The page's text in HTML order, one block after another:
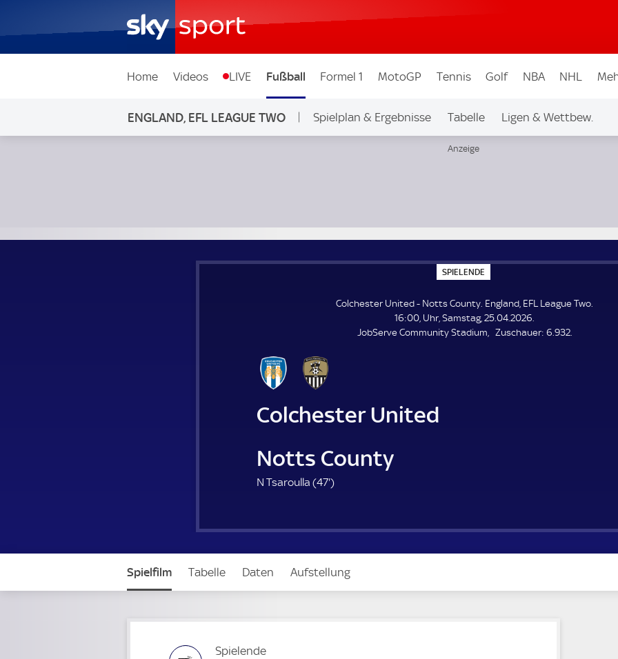
Home Videos LIVE Fußball Formel 1 MotoGP Tennis Golf NBA NHL
ENGLAND, EFL LEAGUE TWO Spielplan & Ergebnisse Tabelle Ligen & Wettbew.
SPIELENDE
P
E
L
E
N
Colchester United - Notts County. England, EFL League Two.
16:00, Uhr, Samstag, 25.04.2026.
JobServe Community Stadium
Zuschauer: Z
6.932.
Colchester United
Notts County
N Tsaroulla (47'4
m
n
u
)
Spielfilm Tabelle Daten Aufstellung
Spielende